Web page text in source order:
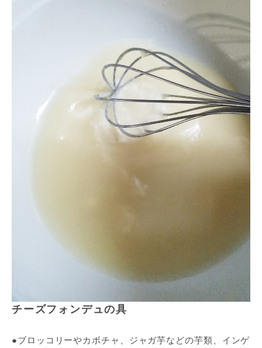
チーズフォンデュの具
●ブロッコリーやカボチャ、ジャガ芋などの芋類、インゲ